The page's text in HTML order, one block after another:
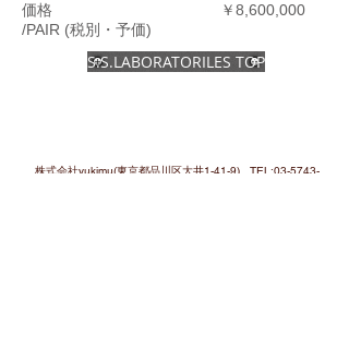
価格 ￥8,600,000
/PAIR (税別・予価)
S.S.LABORATORILES TOP
株式会社yukimu(東京都品川区大井1-41-9) TEL:03-5743-